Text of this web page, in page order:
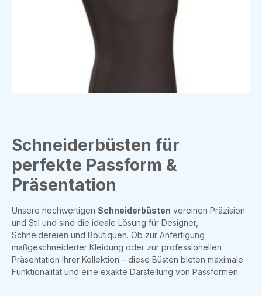
Schneiderbüsten für
perfekte Passform &
Präsentation
Unsere hochwertigen Schneiderbüsten vereinen Präzision
und Stil und sind die ideale Lösung für Designer,
Schneidereien und Boutiquen. Ob zur Anfertigung
maßgeschneiderter Kleidung oder zur professionellen
Präsentation Ihrer Kollektion – diese Büsten bieten maximale
Funktionalität und eine exakte Darstellung von Passformen.